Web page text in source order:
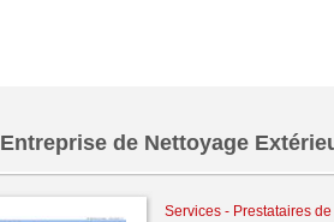
Entreprise de Nettoyage
Services - Prestataires